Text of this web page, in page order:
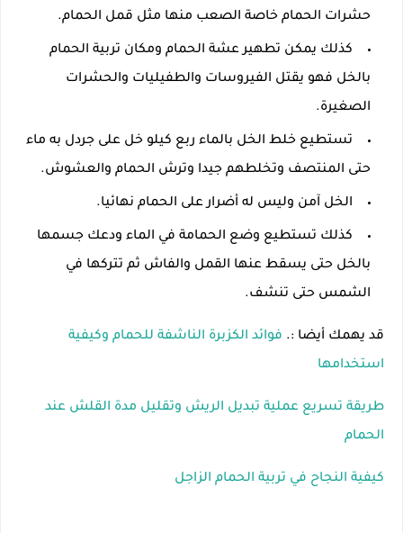
حشرات الحمام خاصة الصعب منها مثل قمل الحمام.
كذلك يمكن تطهير عشة الحمام ومكان تربية الحمام
بالخل فهو يقتل الفيروسات والطفيليات والحشرات
الصغيرة.
تستطيع خلط الخل بالماء ربع كيلو خل على جردل به ماء
حتى المنتصف وتخلطهم جيدا وترش الحمام والعشوش.
الخل آمن وليس له أضرار على الحمام نهائيا.
كذلك تستطيع وضع الحمامة في الماء ودعك جسمها
بالخل حتى يسقط عنها القمل والفاش ثم تتركها في
الشمس حتى تنشف.
قد يهمك أيضا :. فوائد الكزبرة الناشفة للحمام وكيفية
استخدامها
طريقة تسريع عملية تبديل الريش وتقليل مدة القلش عند
الحمام
كيفية النجاح في تربية الحمام الزاجل